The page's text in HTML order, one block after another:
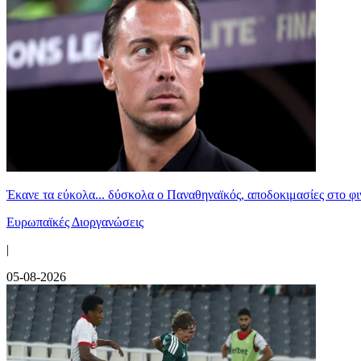
Έκανε τα εύκολα... δύσκολα ο Παναθηναϊκός, αποδοκιμασίες στο
Ευρωπαϊκές Διοργανώσεις
|
05-08-2026